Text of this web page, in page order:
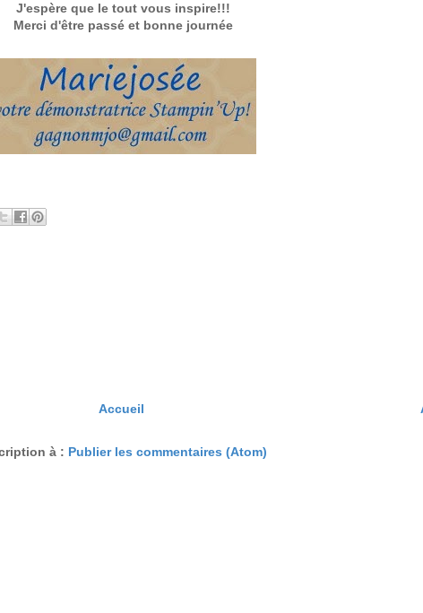
J'espère que le tout vous inspire!!!
Merci d'être passé et bonne journée
Accueil
à : Publier les commentaires (Atom)